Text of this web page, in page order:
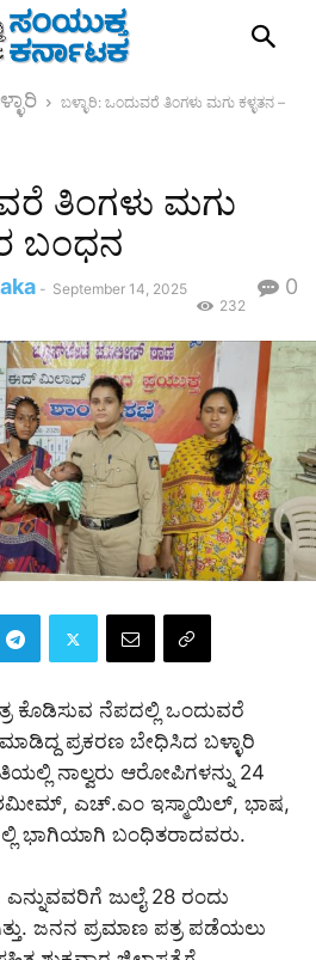
ಬಳ್ಳಾರಿ: ಒಂದುವರೆ ತಿಂಗಳು ಮಗು ಕಳ್ಳತನ –
ತಿಂಗಳು ಮಗು
ಬಂಧನ
- September 14, 2025 0
232
ಕೊಡಿಸುವ ನೆಪದಲ್ಲಿ ಒಂದುವರೆ
ಪ್ರಕರಣ ಬೇಧಿಸಿದ ಬಳ್ಳಾರಿ
ನಾಲ್ವರು ಆರೋಪಿಗಳನ್ನು 24
ಶಮೀಮ್, ಎಚ್.ಎಂ ಇಸ್ಮಾಯಿಲ್, ಭಾಷ,
ಭಾಗಿಯಾಗಿ ಬಂಧಿತರಾದವರು.
ಜುಲೈ 28 ರಂದು
ಜನನ ಪ್ರಮಾಣ ಪತ್ರ ಪಡೆಯಲು